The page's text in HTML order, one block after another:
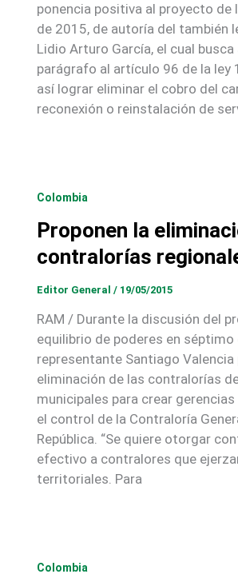
ponencia positiva al proyecto de
de 2015, de autoría del también
Lidio Arturo García, el cual busca
parágrafo al artículo 96 de la ley
así lograr eliminar el cobro del
reconexión o reinstalación de
Colombia
Proponen la
contralorías
Editor General / 19/05/2015
RAM / Durante la discusión del
equilibrio de poderes en séptimo
representante Santiago Valencia
eliminación de las contralorías
municipales para crear
el control de la Contraloría
República. “Se quiere otorgar
efectivo a contralores que
territoriales. Para
Colombia